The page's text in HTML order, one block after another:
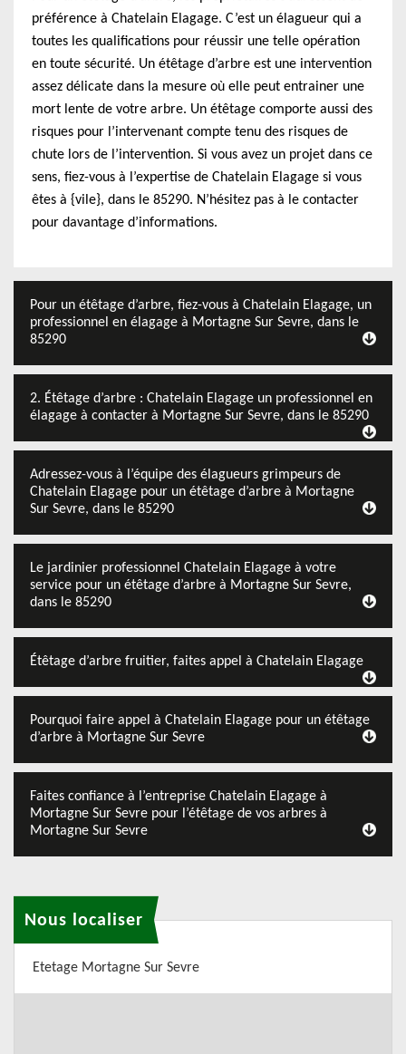
préférence à Chatelain Elagage. C’est un élagueur qui a
toutes les qualifications pour réussir une telle opération
en toute sécurité. Un étêtage d’arbre est une intervention
assez délicate dans la mesure où elle peut entrainer une
mort lente de votre arbre. Un étêtage comporte aussi des
risques pour l’intervenant compte tenu des risques de
chute lors de l’intervention. Si vous avez un projet dans ce
sens, fiez-vous à l’expertise de Chatelain Elagage si vous
êtes à {vile}, dans le 85290. N’hésitez pas à le contacter
pour davantage d’informations.
Pour un étêtage d’arbre, fiez-vous à Chatelain Elagage, un
professionnel en élagage à Mortagne Sur Sevre, dans le
85290
2. Étêtage d’arbre : Chatelain Elagage un professionnel en
élagage à contacter à Mortagne Sur Sevre, dans le 85290
Adressez-vous à l’équipe des élagueurs grimpeurs de
Chatelain Elagage pour un étêtage d’arbre à Mortagne
Sur Sevre, dans le 85290
Le jardinier professionnel Chatelain Elagage à votre
service pour un étêtage d’arbre à Mortagne Sur Sevre,
dans le 85290
Étêtage d’arbre fruitier, faites appel à Chatelain Elagage
Pourquoi faire appel à Chatelain Elagage pour un étêtage
d’arbre à Mortagne Sur Sevre
Faites confiance à l’entreprise Chatelain Elagage à
Mortagne Sur Sevre pour l’étêtage de vos arbres à
Mortagne Sur Sevre
Nous localiser
Etetage Mortagne Sur Sevre